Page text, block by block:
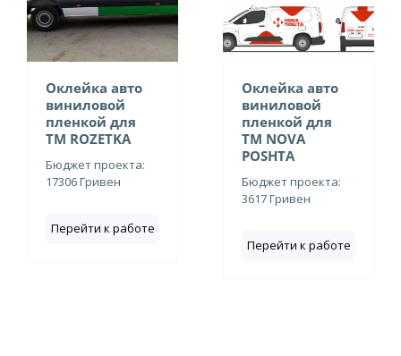
Оклейка авто
виниловой
пленкой для
ТМ ROZETKA
Бюджет проекта:
17306 Гривен
Перейти к работе
Оклейка авто
виниловой
пленкой для
ТМ NOVA
POSHTA
Бюджет проекта:
3617 Гривен
Перейти к работе